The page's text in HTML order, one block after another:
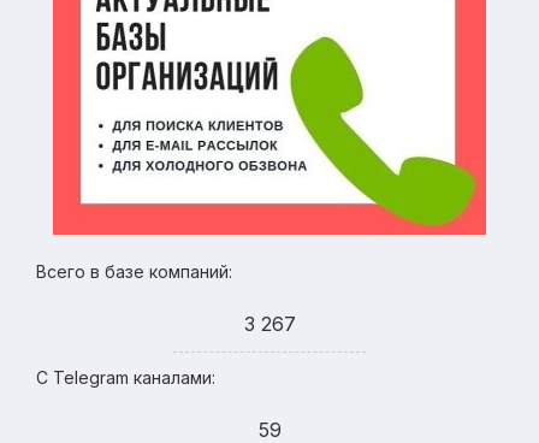
Всего в базе компаний:
3 267
С Telegram каналами:
59